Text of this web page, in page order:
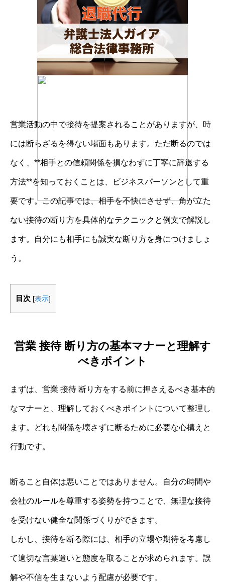
営業活動の中で接待を提案されることがありますが、時
には断らざるを得ない場面もあります。ただ断るのでは
なく、**相手との信頼関係を損なわずに丁寧に辞退する
方法**を知っておくことは、ビジネスパーソンとして重
要です。この記事では、相手を不快にさせず、角が立た
ない接待の断り方を具体的なテクニックと例文で解説し
ます。自分にも相手にも誠実な断り方を身につけましょ
う。
目次 [表示]
営業 接待 断り方の基本マナーと理解す
べきポイント
まずは、営業 接待 断り方をする前に押さえるべき基本的
なマナーと、理解しておくべきポイントについて整理し
ます。どれも関係を壊さずに断るために必要な心構えと
行動です。
断ること自体は悪いことではありません。自分の時間や
会社のルールを尊重する姿勢を持つことで、無理な接待
を受けない健全な関係づくりができます。
しかし、接待を断る際には、相手の立場や期待を考慮し
て適切な言葉遣いと態度を取ることが求められます。誤
解や不信を生まないよう配慮が必要です。